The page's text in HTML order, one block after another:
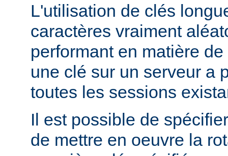
L'utilisation de clés
caractères vraiment
performant en matière
une clé sur un serveur a
toutes les sessions
Il est possible de
de mettre en oeuvre la